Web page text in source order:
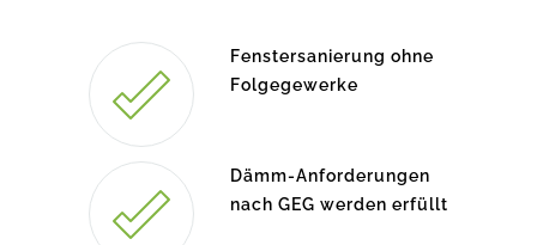
Fenstersanierung ohne
Folgegewerke
Dämm-Anforderungen
nach GEG werden erfüllt